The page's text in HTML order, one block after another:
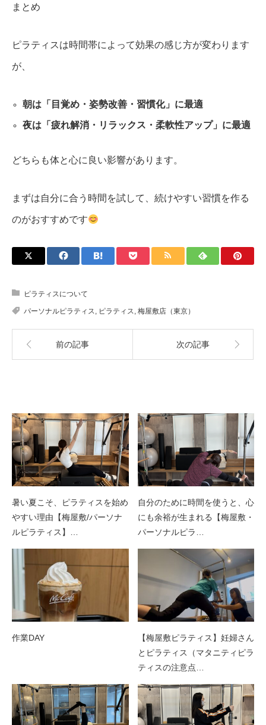
まとめ
ピラティスは時間帯によって効果の感じ方が変わります
が、
朝は「目覚め・姿勢改善・習慣化」に最適
夜は「疲れ解消・リラックス・柔軟性アップ」に最適
どちらも体と心に良い影響があります。
まずは自分に合う時間を試して、続けやすい習慣を作る
のがおすすめです
ピラティスについて
パーソナルピラティス, ピラティス, 梅屋敷店（東京）
前の記事 次の記事
暑い夏こそ、ピラティスを始め
やすい理由【梅屋敷/パーソナ
ルピラティス】…
自分のために時間を使うと、心
にも余裕が生まれる【梅屋敷・
パーソナルピラ…
作業DAY
【梅屋敷ピラティス】妊婦さん
とピラティス（マタニティピラ
ティスの注意点…